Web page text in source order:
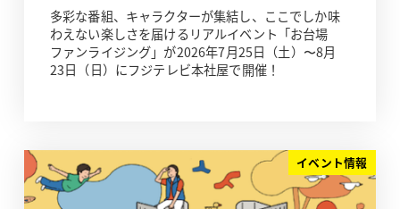
多彩な番組、キャラクターが集結し、ここでしか味
わえない楽しさを届けるリアルイベント「お台場
ファンライジング」が2026年7月25日（土）〜8月
23日（日）にフジテレビ本社屋で開催！
イベント情報